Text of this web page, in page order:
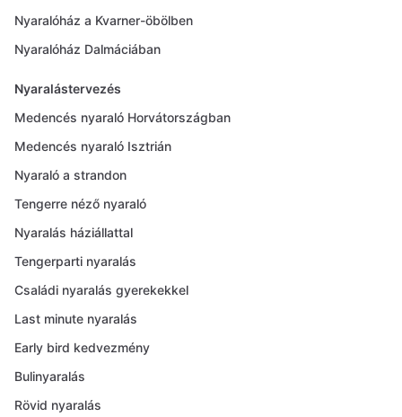
Nyaralóház a Kvarner-öbölben
Nyaralóház Dalmáciában
Nyaralástervezés
Medencés nyaraló Horvátországban
Medencés nyaraló Isztrián
Nyaraló a strandon
Tengerre néző nyaraló
Nyaralás háziállattal
Tengerparti nyaralás
Családi nyaralás gyerekekkel
Last minute nyaralás
Early bird kedvezmény
Bulinyaralás
Rövid nyaralás